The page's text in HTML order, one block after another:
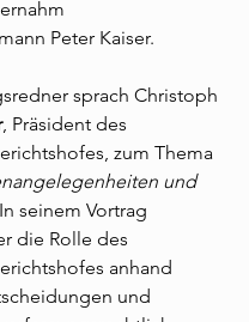
Peter Kaiser.
sprach Christoph
, Präsident des
zum Thema
und
seinem Vortrag
die Rolle des
anhand
und